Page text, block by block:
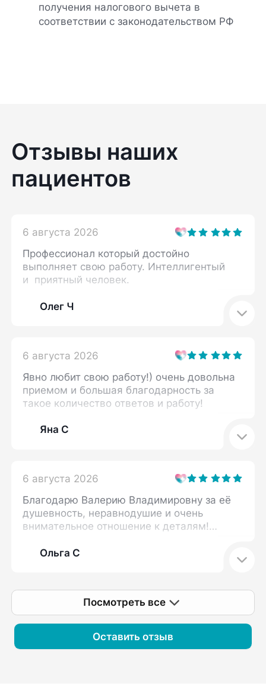
получения налогового вычета в
соответствии с законодательством РФ
Отзывы наших
пациентов
Оставить отзыв
6 августа 2026
Профессионал который достойно
выполняет свою работу. Интеллигентый
и приятный человек.
Олег Ч
6 августа 2026
Явно любит свою работу!) очень довольна
приемом и большая благодарность за
такое количество ответов и работу!
Яна С
6 августа 2026
Благодарю Валерию Владимировну за её
душевность, неравнодушие и очень
внимательное отношение к деталям!
мне объяснили нюансы, на которые я
влияющие на мою проблему. Определен
план дальнейших действий. Спасибо
большое!
Ольга С
Посмотреть все